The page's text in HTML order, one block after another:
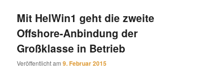
Mit HelWin1 geht die zweite
Offshore-Anbindung der
Großklasse in Betrieb
Veröffentlicht am9. Februar 2015